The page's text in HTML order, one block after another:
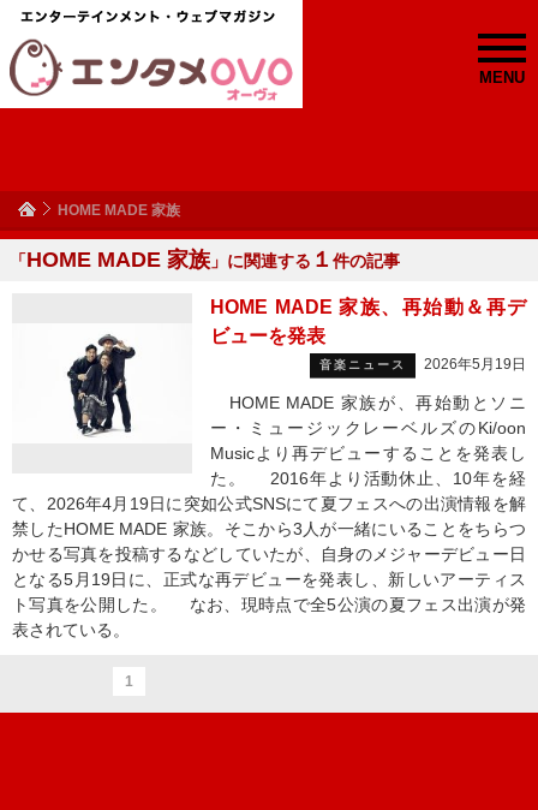
MENU
HOME MADE 家族
「HOME MADE 家族 」に関連する １ 件の記事
HOME MADE 家族、再始動＆再デ
ビューを発表
音楽ニュース 2026年5月19日
HOME MADE 家族が、再始動とソニ
ー・ミュージックレーベルズのKi/oon
Musicより再デビューすることを発表し
た。 2016年より活動休止、10年を経
て、2026年4月19日に突如公式SNSにて夏フェスへの出演情報を解
禁したHOME MADE 家族。そこから3人が一緒にいることをちらつ
かせる写真を投稿するなどしていたが、自身のメジャーデビュー日
となる5月19日に、正式な再デビューを発表し、新しいアーティス
ト写真を公開した。 なお、現時点で全5公演の夏フェス出演が発
表されている。
1